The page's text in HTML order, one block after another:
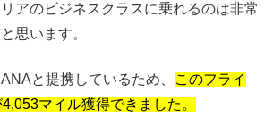
アのビジネスクラスに乗れるのは非常
思います。
と提携しているため、
このフライ
マイル獲得できました。